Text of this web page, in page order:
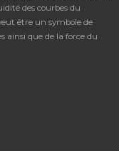
des courbes du
être un symbole de
ainsi que de la force du